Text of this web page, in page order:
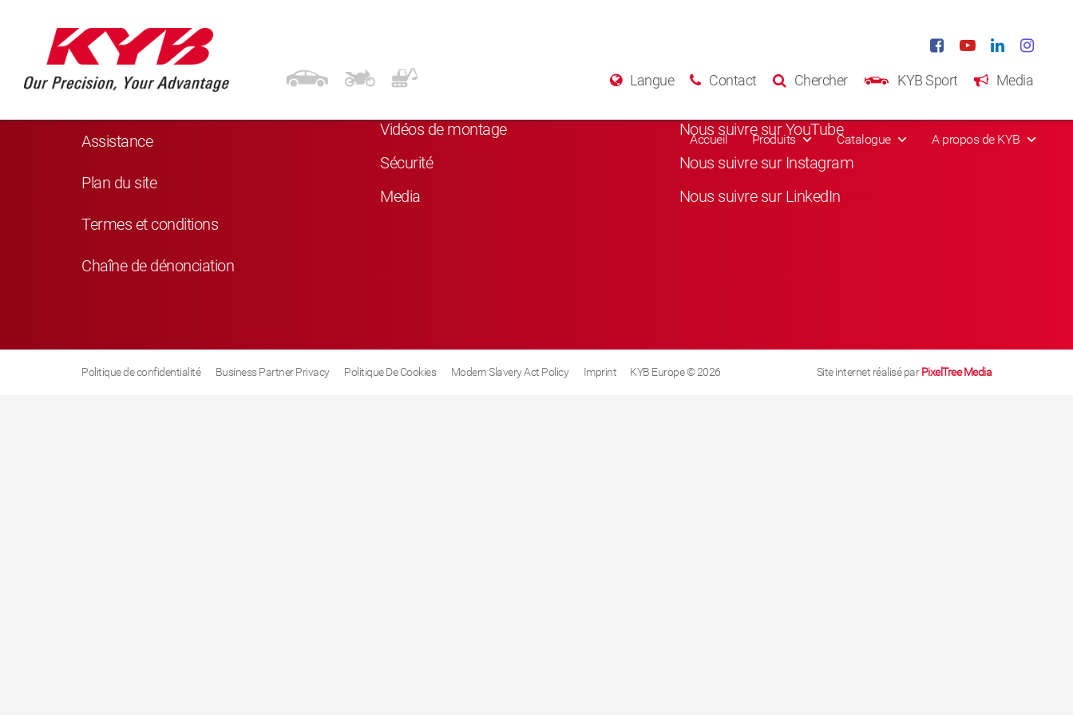
Langue Contact Chercher KYB Sport Media
Accueil Produits Catalogue A propos de KYB
Navigation
Assistance
Plan du site
Termes et conditions
Chaîne de dénonciation
Vidéos de montage
Sécurité
Media
Nous suivre sur YouTube
Nous suivre sur Instagram
Nous suivre sur LinkedIn
Politique de confidentialité Business Partner Privacy Politique De Cookies Modern Slavery Act Policy Imprint KYB Europe © 2026 Site internet réalisé parPixelTree Media